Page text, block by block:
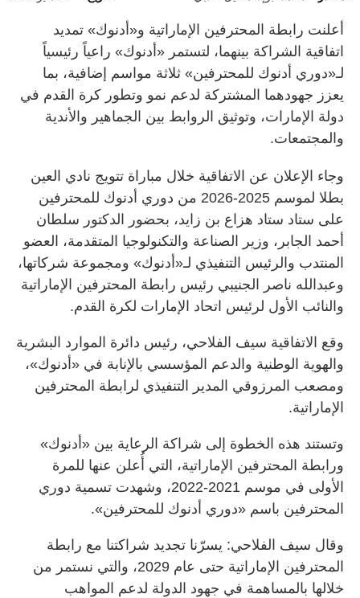
أعلنت رابطة المحترفين الإماراتية و«أدنوك» تمديد
اتفاقية الشراكة بينهما، لتستمر «أدنوك» راعياً رئيسياً
لـ«دوري أدنوك للمحترفين» ثلاثة مواسم إضافية، بما
يعزز جهودهما المشتركة لدعم نمو وتطور كرة القدم في
دولة الإمارات، وتوثيق الروابط بين الجماهير والأندية
والمجتمعات.
وجاء الإعلان عن الاتفاقية خلال مباراة تتويج نادي العين
بطلا لموسم 2025-2026 من دوري أدنوك للمحترفين
على ستاد ستاد هزاع بن زايد، بحضور الدكتور سلطان
أحمد الجابر، وزير الصناعة والتكنولوجيا المتقدمة، العضو
المنتدب والرئيس التنفيذي لـ«أدنوك» ومجموعة شركاتها،
وعبدالله ناصر الجنيبي رئيس رابطة المحترفين الإماراتية
والنائب الأول لرئيس اتحاد الإمارات لكرة القدم.
وقع الاتفاقية سيف الفلاحي، رئيس دائرة الموارد البشرية
والهوية الوطنية والدعم المؤسسي بالإنابة في «أدنوك»،
ومصعب المرزوقي المدير التنفيذي لرابطة المحترفين
الإماراتية.
وتستند هذه الخطوة إلى شراكة الرعاية بين «أدنوك»
ورابطة المحترفين الإماراتية، التي أُعلن عنها للمرة
الأولى في موسم 2021-2022، وشهدت تسمية دوري
المحترفين باسم «دوري أدنوك للمحترفين».
وقال سيف الفلاحي: يسرّنا تجديد شراكتنا مع رابطة
المحترفين الإماراتية حتى عام 2029، والتي نستمر من
خلالها بالمساهمة في جهود الدولة لدعم المواهب